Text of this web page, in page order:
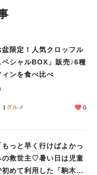
盆限定！人気クロッフル
シャルBOX」販売♪6種
ンを食べ比べ
グルメ 0
もっと早く行けばよかっ
の救世主♡暑い日は児童
めて利用した「駒木台
ド